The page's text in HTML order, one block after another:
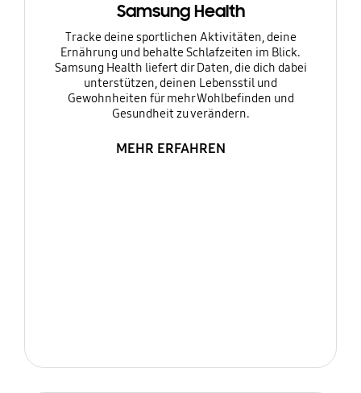
Samsung Health
Tracke deine sportlichen Aktivitäten, deine
Ernährung und behalte Schlafzeiten im Blick.
Samsung Health liefert dir Daten, die dich dabei
unterstützen, deinen Lebensstil und
Gewohnheiten für mehr Wohlbefinden und
Gesundheit zu verändern.
MEHR ERFAHREN